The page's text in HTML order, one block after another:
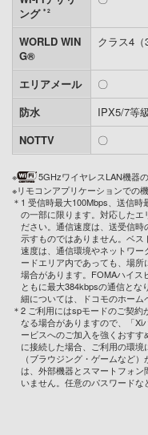
ング ＊2
WORLD WIN
G®
クラス4
エリアメール
〇
防水
IPX5/7等級
NOTTV
〇
※
5GHzワイヤレスLAN機器
※リモコンアプリケーションでの
＊1 受信時最大100Mbps、送信
の一部に限ります。対応したエ
ださい。通信速度は、送受信
示すものではありません。ベ
速度は、通信環境やネットワ
ードエリア内であっても、場
場合があります。FOMAハイス
ともに最大384kbpsの通信とな
細については、ドコモのホーム
＊2 ご利用にはspモードのご契
なる場合がありますので、「Xi
ービスへのご加入を強くおす
に接続した場合、ご利用の環
（ブラウジング・ゲームなど
は、外部機器とスマートフォ
いません。任意のパスワードな